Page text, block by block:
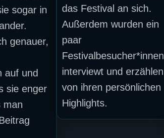
sogar in
genauer,
auf und
sie enger
man
das Festival an sich.
Außerdem wurden ein
paar
Festivalbesucher*innen
interviewt und erzählen
von ihren persönlichen
Highlights.